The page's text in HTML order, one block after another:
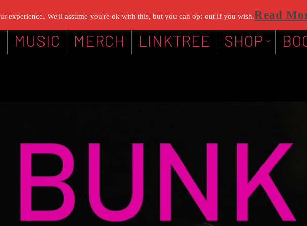
MUSIC MERCH LINKTREE SHOP
experience. We'll assume you're ok with this, but you can opt-out if you wish.Read